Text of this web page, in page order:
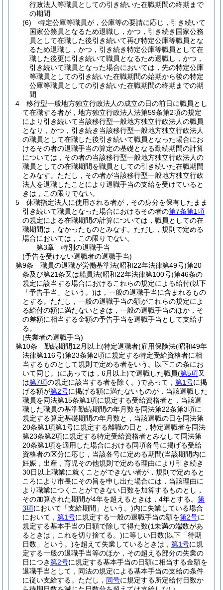
行政法人等職員としての引き続いた在職期間の終期まで
の期間
(6)
特定公庫等職員が，公庫等の要請に応じ，引き続いて
国家公務員となるため退職し，かつ，引き続き国家公務
員として在職した後引き続いて再び特定公庫等職員とな
るため退職し，かつ，引き続き特定公庫等職員として在
職した後更に引き続いて職員となるため退職し，かつ，
引き続いて職員となった場合においては，先の特定公庫
等職員としての引き続いた在職期間の始期から後の特定
公庫等職員としての引き続いた在職期間の終期までの期
間
4
移行型一般地方独立行政法人の成立の日の前日に職員とし
て在職する者が，地方独立行政法人法第59条第2項の規定
により引き続いて当該移行型一般地方独立行政法人の職員
となり，かつ，引き続き当該移行型一般地方独立行政法人
の職員として在職した後引き続いて職員となった場合にお
けるその者の退職手当の算定の基礎となる勤続期間の計算
については，その者の当該移行型一般地方独立行政法人の
職員としての在職期間を職員としての引き続いた在職期間
とみなす。 ただし，その者が当該移行型一般地方独立行政
法人を退職したことにより退職手当の支給を受けていると
きは，この限りでない。
5
休職指定法人に使用される者が，その身分を保有したまま
引き続いて職員となった場合におけるその者の第7条第1項
の規定による在職期間の計算については，職員としての在
職期間は，なかったものとみなす。 ただし，規則で定める
場合においては，この限りでない。
第3章
特別の退職手当
(予告を受けない退職者の退職手当)
第9条
職員の退職が労働基準法(昭和22年法律第49号)第20
条及び第21条又は船員法(昭和22年法律第100号)第46条の
規定に該当する場合におけるこれらの規定による給付(以下
「予告手当」という。)は，一般の退職手当に含まれるもの
とする。 ただし，一般の退職手当の額がこれらの規定によ
る給付の額に満たないときは，一般の退職手当のほか，そ
の差額に相当する金額の予告手当を退職手当として支給す
る。
(失業者の退職手当)
第10条
勤続期間12月以上(特定退職者(雇用保険法(昭和49年
法律第116号)第23条第2項に規定する特定受給資格者に相
当するものとして規則で定める者をいう。以下この条にお
いて同じ。)にあっては，6月以上)で退職した職員(第5項又
は第7項の規定に該当する者を除く。)であって， 第1号に掲
げる額が第2号に掲げる額に満たないものが，当該退職した
職員を同法第15条第1項に規定する受給資格者と，当該退
職した職員の基準勤続期間の年月数を同法第22条第3項に
規定する算定基礎期間の年月数と，当該退職の日を同法第
20条第1項第1号に規定する離職の日と，特定退職者を同法
第23条第2項に規定する特定受給資格者とみなして同法第
20条第1項を適用した場合における同項各号に掲げる受給
資格者の区分に応じ，当該各号に定める期間(当該期間内に
妊娠，出産，育児その他規則で定める理由により引き続き
30日以上職業に就くことができない者が，規則で定めると
ころにより市長にその旨を申し出た場合には，当該理由に
より職業につくことができない日数を加算するものとし，
その加算された期間が4年を超えるときは，4年とする。 第
3項において「支給期間」という。)内に失業している場合
において， 第1号に規定する一般の退職手当の額を第2号に
規定する基本手当の日額で除して得た数(1未満の端数があ
るときは，これを切り捨てる。)に等しい日数(以下「待期
日数」という。)を超えて失業しているときは， 第1号に規
定する一般の退職手当等のほか，その超える部分の失業の
日につき第2号に規定する基本手当の日額に相当する金額を
退職手当として，同法の規定による基本手当の支給の条件
に従い支給する。 ただし， 同号に規定する所定給付日数か